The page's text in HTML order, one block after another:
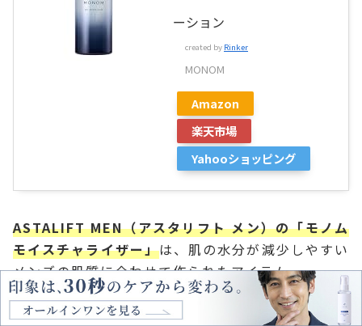
ーション
created by Rinker
MONOM
Amazon
楽天市場
Yahooショッピング
ASTALIFT MEN（アスタリフト メン）の「モノム
モイスチャライザー」は、肌の水分が減少しやすい
メンズの肌質に合わせて作られたアイテム。
セラミドを補うことで、肌の水分・油分バランスを